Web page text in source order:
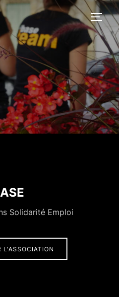
Solidarité Emploi
L'ASSOCIATION